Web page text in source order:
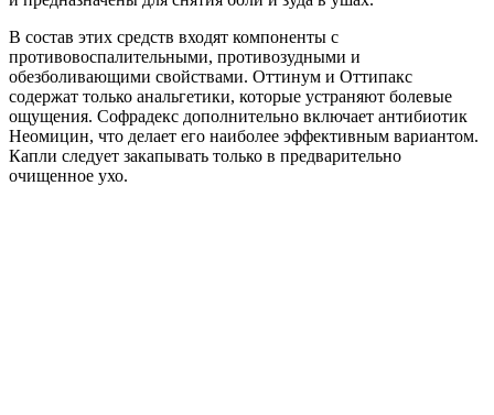
В состав этих средств входят компоненты с
противовоспалительными, противозудными и
обезболивающими свойствами. Оттинум и Оттипакс
содержат только анальгетики, которые устраняют болевые
ощущения. Софрадекс дополнительно включает антибиотик
Неомицин, что делает его наиболее эффективным вариантом.
Капли следует закапывать только в предварительно
очищенное ухо.